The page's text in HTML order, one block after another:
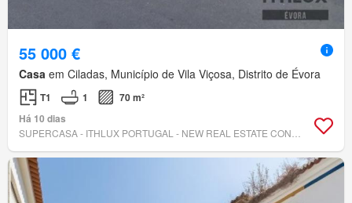
55 000 €
Casa em Ciladas, Município de Vila Viçosa, Distrito de Évora
T1 1
70 m²
Há 10 dias